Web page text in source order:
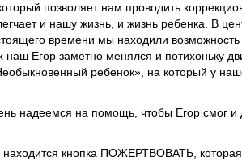
позволяет нам проводить
и нашу жизнь, и жизнь ребенка. В
времени мы находили возможность
наш Егор заметно менялся и потихоньку
ребенок», на который у
надеемся на помощь, чтобы Егор смог и
кнопка ПОЖЕРТВОВАТЬ, которая